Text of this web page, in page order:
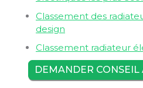
Classement des
design
Classement radiateur
DEMANDER